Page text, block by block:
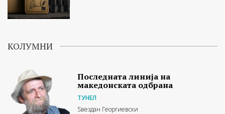
КОЛУМНИ
Последната линија на
македонската одбрана
ТУНЕЛ
Ѕвездан Георгиевски